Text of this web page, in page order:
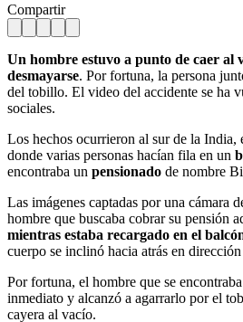
Compartir
Un hombre estuvo a punto de caer al
desmayarse. Por fortuna, la persona
del tobillo. El video del accidente se ha
sociales.
Los hechos ocurrieron al sur de la India,
donde varias personas hacían fila en un
encontraba un pensionado de nombre
Las imágenes captadas por una cámara
hombre que buscaba cobrar su pensión
mientras estaba recargado en el
cuerpo se inclinó hacia atrás en
Por fortuna, el hombre que se
inmediato y alcanzó a agarrarlo por el
cayera al vacío.